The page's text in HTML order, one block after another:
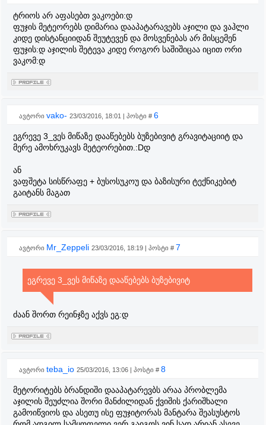
ტრიოს არ აფასებთ ვაკოები:დ
ფუჯის მეტეორებს დიმარია დააპატარავებს აჯილი და ვაჰლი
კიდე დისტანციიდან შეუტევენ და მოსვენებას არ მისცემენ
ფუჯის:დ აჯილის შეტევა კიდე როგორ საშიშიცაა იცით ორი
ვაკომ:დ
ავტორი vako- 23/03/2016, 18:01 | პოსტი # 6
ეგრევე 3_ვეს მიწაზე დააწებებს ბუზებივიტ გრავიტაციიტ და
მერე ამოხრუკავს მეტეორებით.:Dდ
ან
ვაფშეტა სისწრაფე + ბუსოსუკოუ და ბაზისური ტექნიკებიტ
გაიტანს მაგათ
ავტორი Mr_Zeppeli 23/03/2016, 18:19 | პოსტი # 7
ეგრევე 3_ვეს მიწაზე დააწებებს ბუზებივიტ
ძაან შორთ რეინჯზე აქვს ეგ:დ
ავტორი teba_io 25/03/2016, 13:06 | პოსტი # 8
მეტორიტებს ბრანდიში დააპატარევბს არაა პრობლემა
აჯილის შეუძლია შორი მანძილიდან ქვიშის ქარიშხალი
გამოიწვიოს და ასეთუ ისე ფუჯიტორას მანტარა შეასუსტოს